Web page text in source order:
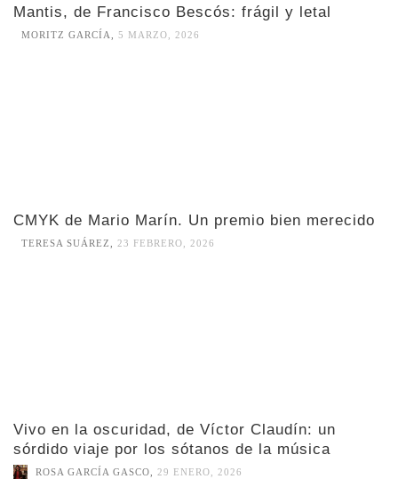
Mantis, de Francisco Bescós: frágil y letal
MORITZ GARCÍA 5 MARZO, 2026
CMYK de Mario Marín. Un premio bien merecido
TERESA SUÁREZ, 23 FEBRERO, 2026
Vivo en la oscuridad, de Víctor Claudín: un
sórdido viaje por los sótanos de la música
ROSA GARCÍA GASCO 29 ENERO, 2026